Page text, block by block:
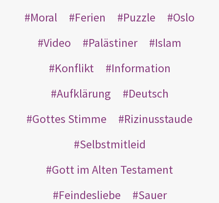
Moral
Ferien Puzzle
Oslo
Video
Palästiner
Islam
Konflikt
Information
Aufklärung
Deutsch
Gottes Stimme
Rizinusstaude
Selbstmitleid
Gott im Alten Testament
Feindesliebe
Sauer